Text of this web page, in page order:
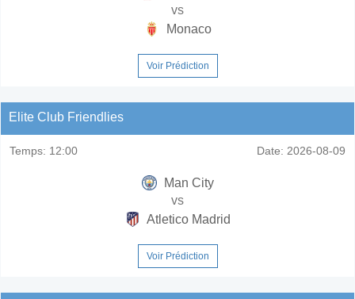
vs
Monaco
Voir Prédiction
Elite Club Friendlies
Temps: 12:00 Date: 2026-08-09
Man City
vs
Atletico Madrid
Voir Prédiction